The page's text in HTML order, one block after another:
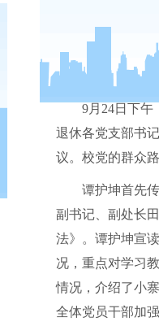
9月 24日下午
退休各党支部书
议。校党的群众
谭护坤首先
副书记、副处长
法》。谭护坤宣
况，重点对学习
情况，介绍了小
全体党员干部加